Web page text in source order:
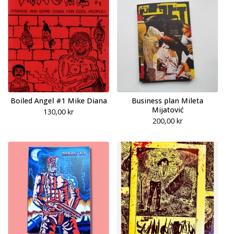
Boiled Angel #1 Mike Diana
130,00 kr
Business plan Mileta
Mijatović
200,00 kr